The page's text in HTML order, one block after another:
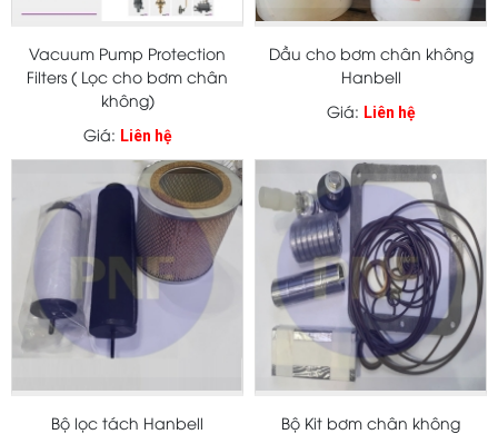
Vacuum Pump Protection
Filters ( Lọc cho bơm chân
không)
Giá: Liên hệ
Dầu cho bơm chân không
Hanbell
Giá: Liên hệ
Bộ lọc tách Hanbell
Bộ Kit bơm chân không